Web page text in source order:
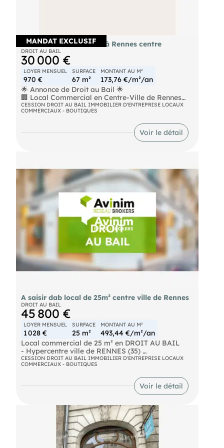
MANDAT EXCLUSIF
Droit au bail local 67m² à Rennes centre
DROIT AU BAIL
30 000 €
LOYER MENSUEL
970 €
SURFACE
67 m²
MONTANT AU M²
173,76 €/m²/an
🌟 Annonce de Droit au Bail 🌟
🏢 Local Commercial en Centre-Ville de Rennes
Disponible 🏢
Caractéristiques du Local Commercial :
🌟 Emplacement privilégié au centre-ville de
Rennes, dans une zone à fort passage piétonnier
🌟 Surface spacieuse de 67m² et bien agencée,
🌟 Environnement dynamique et attractif, entouré
de commerces, restaurants et bureaux
🔹 Position stratégique dans l'un des quartiers les
plus animés de Rennes, garantissant une visibilité
accrue pour votre entreprise
Informations Pratiques :
📅 Disponible immédiatement
📞 Pour plus de détails ou pour organiser une
visite, veuillez nous contacter
Les informations sur les risques auxquels ce bien
est exposé sont disponibles sur
CESSION DROIT AU BAIL IMMOBILIER D'ENTREPRISE LOCAUX
COMMERCIAUX - BOUTIQUES
Voir le détail
A saisir dab local de 25m² centre ville de Rennes
DROIT AU BAIL
45 800 €
LOYER MENSUEL
1 028 €
SURFACE
25 m²
MONTANT AU M²
493,44 €/m²/an
Local commercial de 25 m² en DROIT AU BAIL
- Hypercentre ville de RENNES (35)
Découvrez cette opportunité à Rennes dans une
commercial de 25 m² idéalement situé avec une
Ce local commercial conforme aux normes ERP,
offre une vitrine de 2,40 mètres de linéaire,
parfaite pour attirer les passants. Avec une
hauteur sous plafond de 2,86 mètres, il présente
un beau volume.
CESSION DROIT AU BAIL IMMOBILIER D'ENTREPRISE LOCAUX
COMMERCIAUX - BOUTIQUES
Voir le détail